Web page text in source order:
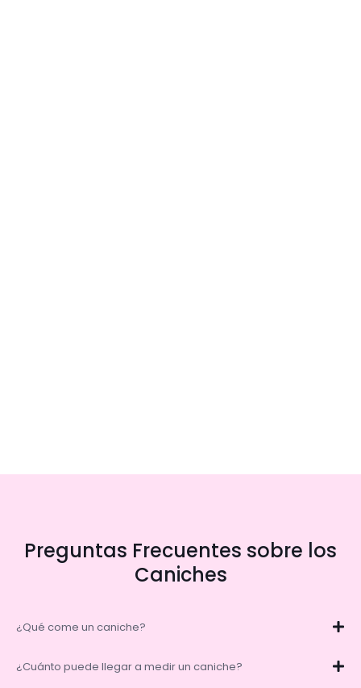
Preguntas Frecuentes sobre los
Caniches
¿Qué come un caniche?
¿Cuánto puede llegar a medir un caniche?